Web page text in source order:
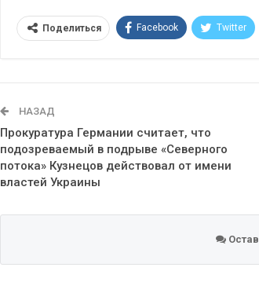
Поделиться Facebook Twitter
НАЗАД
Прокуратура Германии считает, что
подозреваемый в подрыве «Северного
потока» Кузнецов действовал от имени
властей Украины